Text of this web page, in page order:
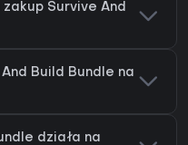
Survive And
Build Bundle na
działa na